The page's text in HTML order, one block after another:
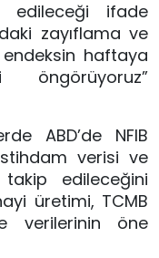
edileceği ifade
zayıflama ve
endeksin haftaya
öngörüyoruz”
ABD’de NFIB
verisi ve
edileceğini
üretimi, TCMB
verilerinin öne